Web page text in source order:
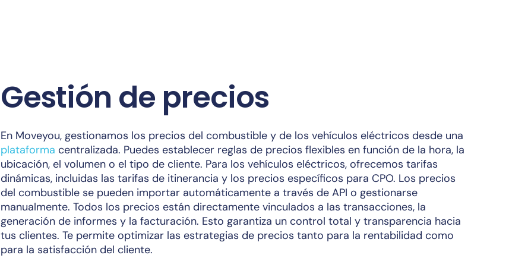
Gestión de precios
En Moveyou, gestionamos los precios del combustible y de los vehículos eléctricos desde una
plataforma centralizada. Puedes establecer reglas de precios flexibles en función de la hora, la
ubicación, el volumen o el tipo de cliente. Para los vehículos eléctricos, ofrecemos tarifas
dinámicas, incluidas las tarifas de itinerancia y los precios específicos para CPO. Los precios
del combustible se pueden importar automáticamente a través de API o gestionarse
manualmente. Todos los precios están directamente vinculados a las transacciones, la
generación de informes y la facturación. Esto garantiza un control total y transparencia hacia
tus clientes. Te permite optimizar las estrategias de precios tanto para la rentabilidad como
para la satisfacción del cliente.